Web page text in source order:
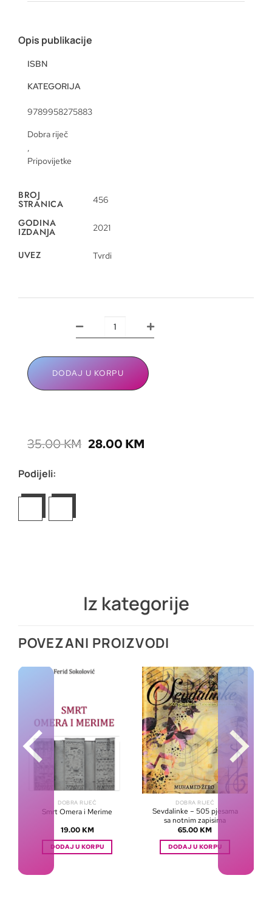
Opis publikacije
ISBN
KATEGORIJA
9789958275883
Dobra riječ
,
Pripovijetke
BROJ
STRANICA 456
GODINA
IZDANJA 2021
UVEZ Tvrdi
DODAJ U KORPU
35.00KM 28.00 KM
Podijeli:
Iz kategorije
POVEZANI PROIZVODI
DOBRA RIJEČ
Smrt Omera i Merime
19.00 KM
DODAJ U KORPU
DOBRA RIJEČ
Sevdalinke – 505 pjesama
sa notnim zapisima
65.00 KM
DODAJ U KORPU